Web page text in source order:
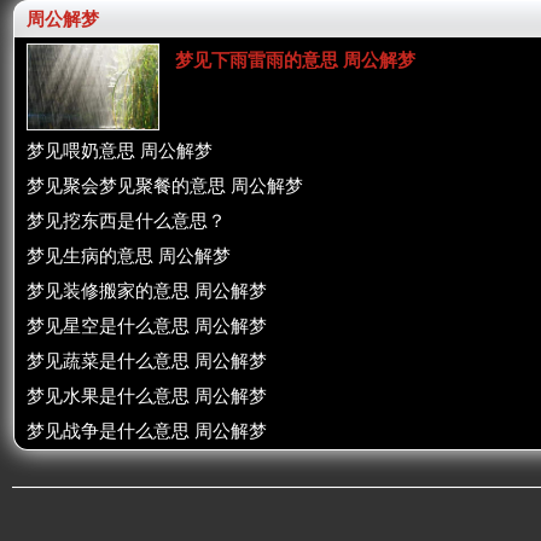
周公解梦
梦见下雨雷雨的意思 周公解梦
梦见喂奶意思 周公解梦
梦见聚会梦见聚餐的意思 周公解梦
梦见挖东西是什么意思？
梦见生病的意思 周公解梦
梦见装修搬家的意思 周公解梦
梦见星空是什么意思 周公解梦
梦见蔬菜是什么意思 周公解梦
梦见水果是什么意思 周公解梦
梦见战争是什么意思 周公解梦